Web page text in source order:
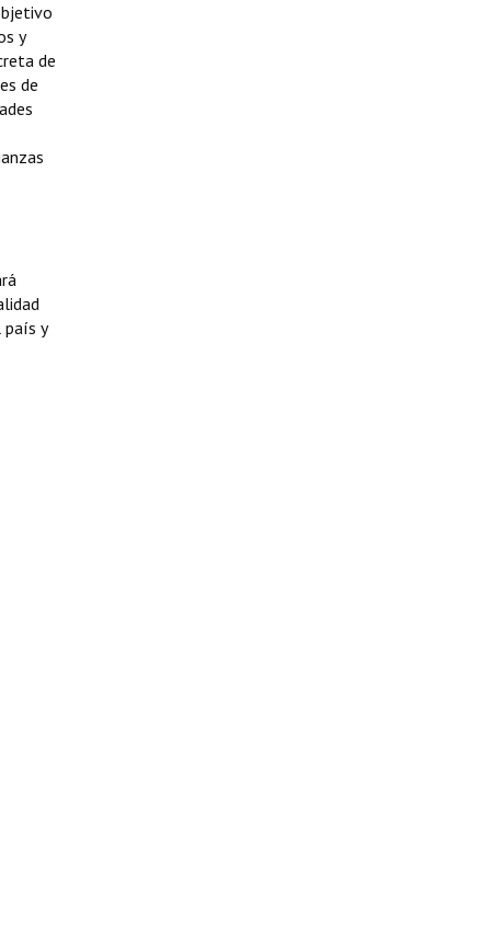
y
de
de
y